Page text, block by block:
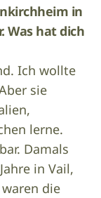
in
Was hat dich
Ich wollte
sie
lerne.
Damals
in Vail,
die